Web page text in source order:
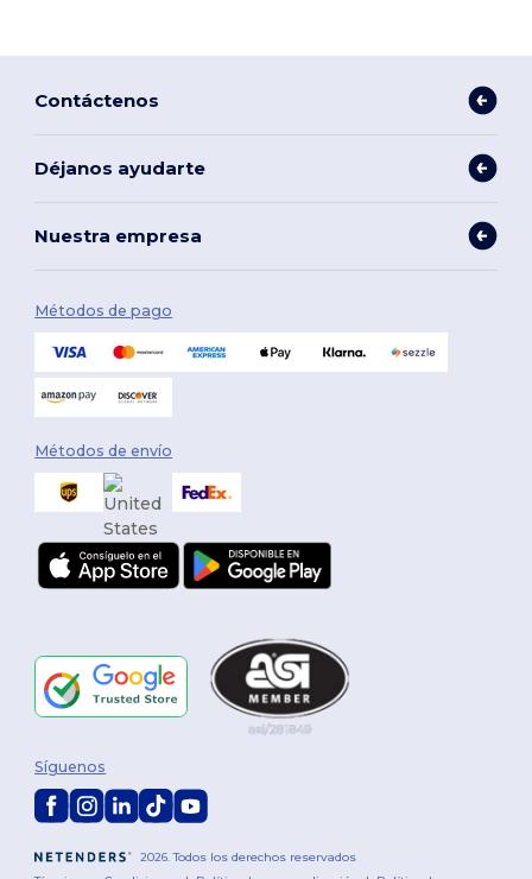
Contáctenos
Déjanos ayudarte
Nuestra empresa
Métodos de pago
Métodos de envío
2026. Todos los derechos reservados
Síguenos